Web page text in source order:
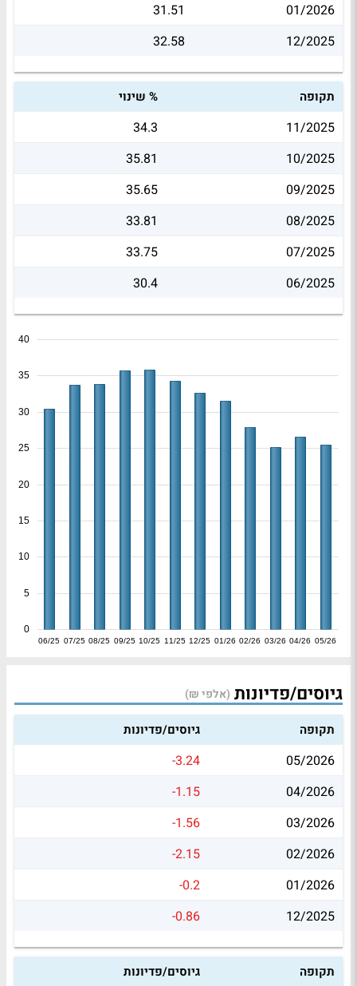
01/2026
31.51
12/2025
32.58
תקופה % שינוי
11/2025
34.3
10/2025
35.81
09/2025
35.65
08/2025
33.81
07/2025
33.75
06/2025
30.4
06/25 07/25 08/25 09/25 10/25 11/25 12/25 01/26 02/26 03/26 04/26 05/26
0
5
10
15
20
25
30
35
40
גיוסים/פדיונות (אלפי ₪)
תקופה גיוסים/פדיונות
05/2026
-3.24
04/2026
-1.15
03/2026
-1.56
02/2026
-2.15
01/2026
-0.2
12/2025
-0.86
תקופה גיוסים/פדיונות